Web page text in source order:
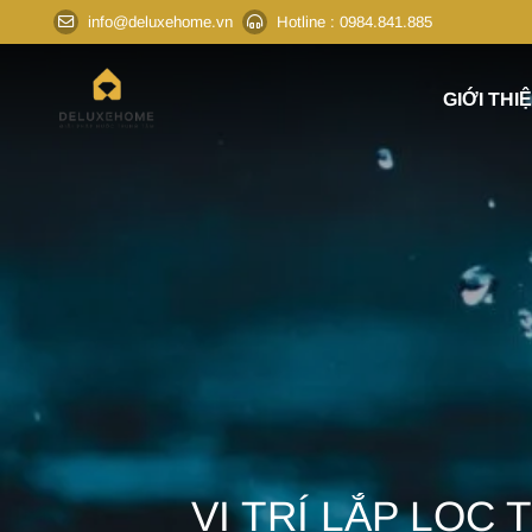
info@deluxehome.vn Hotline : 0984.841.885
GIỚI
VỊ TRÍ LẮP LỌC